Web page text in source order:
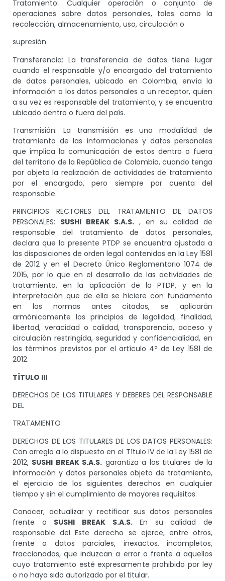
Tratamiento: Cualquier operación o conjunto de
operaciones sobre datos personales, tales como la
recolección, almacenamiento, uso, circulación o
supresión.
Transferencia: La transferencia de datos tiene lugar
cuando el responsable y/o encargado del tratamiento
de datos personales, ubicado en Colombia, envía la
información o los datos personales a un receptor, quien
a su vez es responsable del tratamiento, y se encuentra
ubicado dentro o fuera del país.
Transmisión: La transmisión es una modalidad de
tratamiento de las informaciones y datos personales
que implica la comunicación de estos dentro o fuera
del territorio de la República de Colombia, cuando tenga
por objeto la realización de actividades de tratamiento
por el encargado, pero siempre por cuenta del
responsable.
PRINCIPIOS RECTORES DEL TRATAMIENTO DE DATOS
PERSONALES: SUSHI BREAK S.A.S. , en su calidad de
responsable del tratamiento de datos personales,
declara que la presente PTDP se encuentra ajustada a
las disposiciones de orden legal contenidas en la Ley 1581
de 2012 y en el Decreto Único Reglamentario 1074 de
2015, por lo que en el desarrollo de las actividades de
tratamiento, en la aplicación de la PTDP, y en la
interpretación que de ella se hiciere con fundamento
en las normas antes citadas, se aplicarán
armónicamente los principios de legalidad, finalidad,
libertad, veracidad o calidad, transparencia, acceso y
circulación restringida, seguridad y confidencialidad, en
los términos previstos por el artículo 4º de Ley 1581 de
2012.
TÍTULO III
DERECHOS DE LOS TITULARES Y DEBERES DEL RESPONSABLE
DEL
TRATAMIENTO
DERECHOS DE LOS TITULARES DE LOS DATOS PERSONALES:
Con arreglo a lo dispuesto en el Título IV de la Ley 1581 de
2012, SUSHI BREAK S.A.S. garantiza a los titulares de la
información y datos personales objeto de tratamiento,
el ejercicio de los siguientes derechos en cualquier
tiempo y sin el cumplimiento de mayores requisitos:
Conocer, actualizar y rectificar sus datos personales
frente a SUSHI BREAK S.A.S.En su calidad de
responsable del Este derecho se ejerce, entre otros,
frente a datos parciales, inexactos, incompletos,
fraccionados, que induzcan a error o frente a aquellos
cuyo tratamiento esté expresamente prohibido por ley
o no haya sido autorizado por el titular.